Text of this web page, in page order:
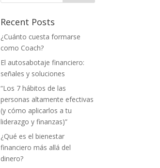
Recent Posts
¿Cuánto cuesta formarse
como Coach?
El autosabotaje financiero:
señales y soluciones
“Los 7 hábitos de las
personas altamente efectivas
(y cómo aplicarlos a tu
liderazgo y finanzas)”
¿Qué es el bienestar
financiero más allá del
dinero?